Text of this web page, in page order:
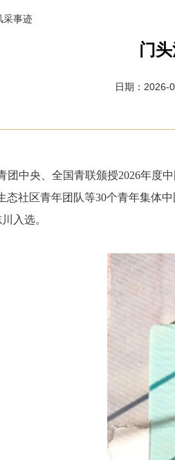
采事迹
门
日期：2026-
团中央、全国青联颁授2026年度
态社区青年团队等30个青年集体
入选。